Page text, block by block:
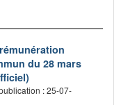
du 28 mars
: 25-07-